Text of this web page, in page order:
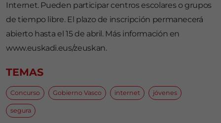
Internet. Pueden participar centros escolares o grupos
de tiempo libre. El plazo de inscripción permanecerá
abierto hasta el 15 de abril. Más información en
www.euskadi.eus/zeuskan.
TEMAS
Concurso Gobierno Vasco internet jóvenes
segura